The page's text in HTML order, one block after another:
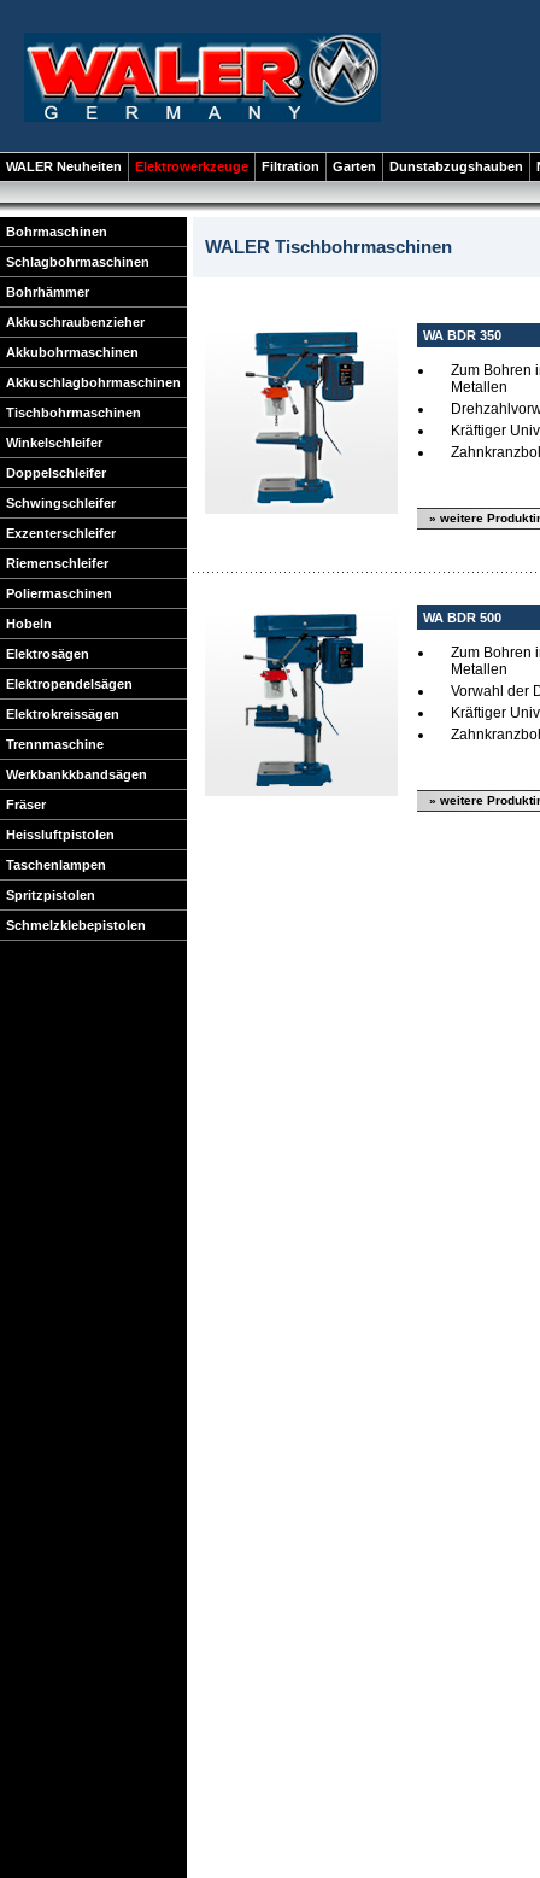
WALER Neuheiten Elektrowerkzeuge Filtration Garten Dunstabzugshauben
Bohrmaschinen
Schlagbohrmaschinen
Bohrhämmer
Akkuschraubenzieher
Akkubohrmaschinen
Akkuschlagbohrmaschinen
Tischbohrmaschinen
Winkelschleifer
Doppelschleifer
Schwingschleifer
Exzenterschleifer
Riemenschleifer
Poliermaschinen
Hobeln
Elektrosägen
Elektropendelsägen
Elektrokreissägen
Trennmaschine
Werkbankkbandsägen
Fräser
Heissluftpistolen
Taschenlampen
Spritzpistolen
Schmelzklebepistolen
WALER Tischbohrmaschinen
WA BDR 350
Zum Bohren
Metallen
Kräftiger
» weitere
WA BDR 500
Zum Bohren
Metallen
Vorwahl der
Kräftiger
» weitere